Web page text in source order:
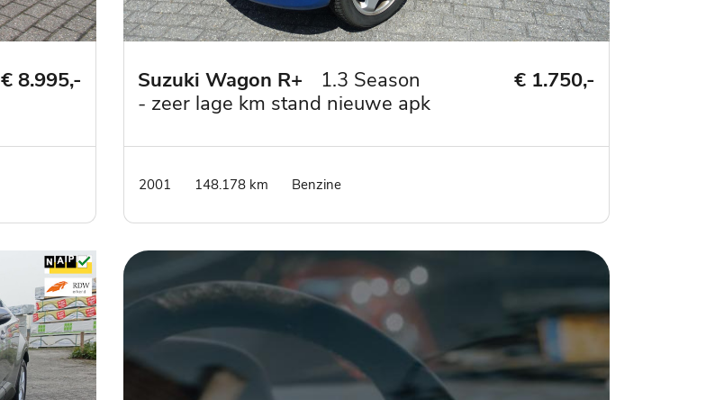
€ 8.995,- Suzuki Wagon R+
1.3 Season
- zeer lage km stand nieuwe apk
onderhouden - lm velgen -
schuif/kanteldak
€ 1.750,-
2001 148.178 km Benzine